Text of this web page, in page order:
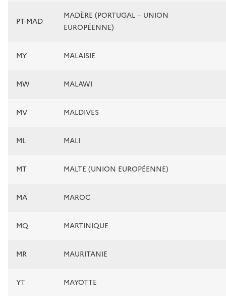
PT-MAD
MADÈRE (PORTUGAL – UNION
EUROPÉENNE)
MY MALAISIE
MW MALAWI
MV MALDIVES
ML MALI
MT MALTE (UNION EUROPÉENNE)
MA MAROC
MQ MARTINIQUE
MR MAURITANIE
YT MAYOTTE